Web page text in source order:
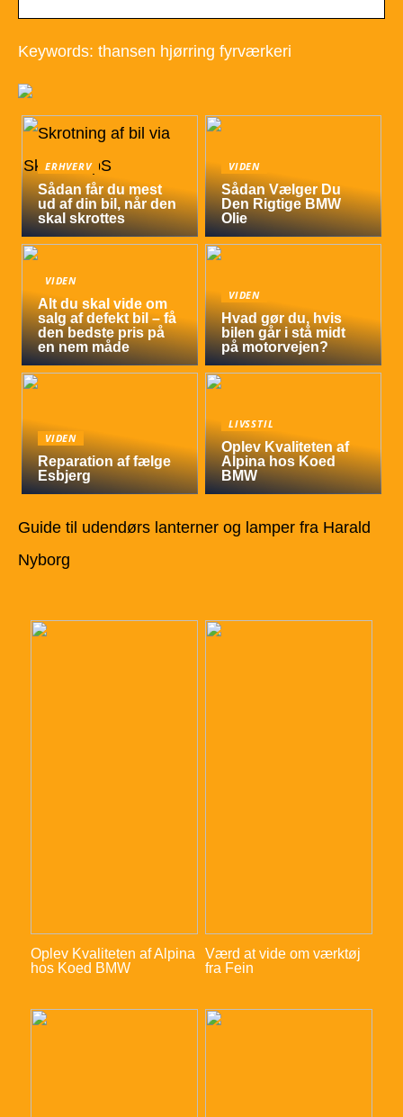
Keywords: thansen hjørring fyrværkeri
ERHVERV
Sådan får du mest
ud af din bil, når den
skal skrottes
VIDEN
Sådan Vælger Du
Den Rigtige BMW
Olie
VIDEN
Alt du skal vide om
salg af defekt bil – få
den bedste pris på
en nem måde
VIDEN
Hvad gør du, hvis
bilen går i stå midt
på motorvejen?
VIDEN
Reparation af fælge
Esbjerg
LIVSSTIL
Oplev Kvaliteten af
Alpina hos Koed
BMW
Guide til udendørs lanterner og lamper fra Harald
Nyborg
Oplev Kvaliteten af Alpina
hos Koed BMW
Værd at vide om værktøj
fra Fein